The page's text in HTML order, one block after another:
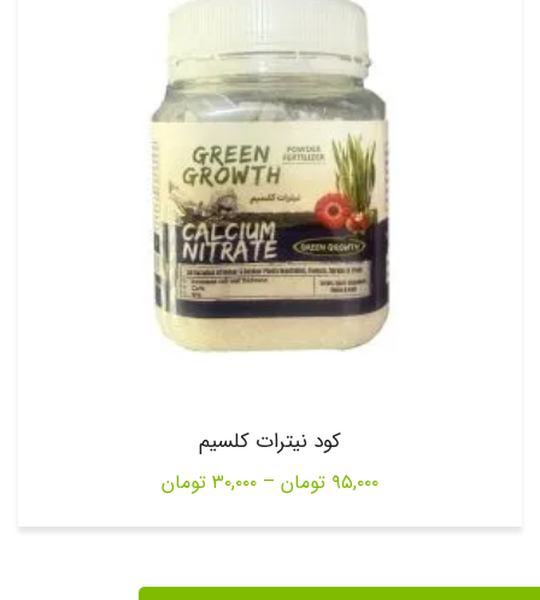
کود نیترات کلسیم
۹۵,۰۰۰ تومان – ۳۰,۰۰۰ تومانPrice
through